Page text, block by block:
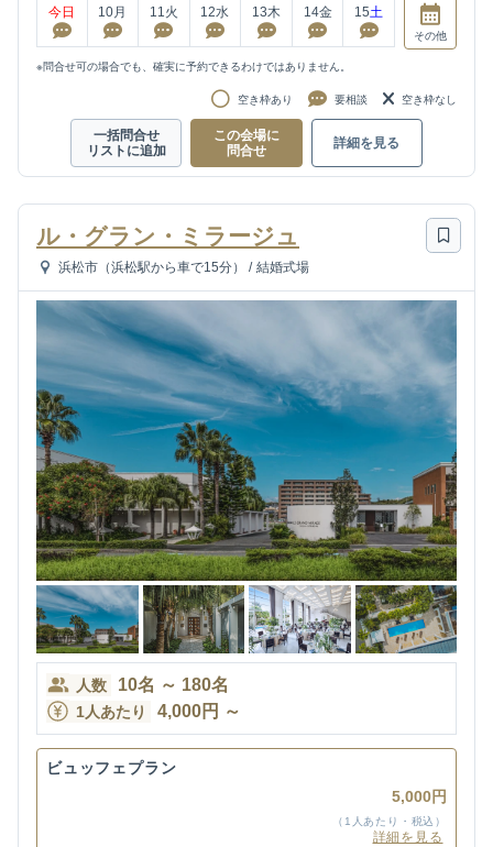
今日 10月 11火 12水 13木 14金 15土
その他
※問合せ可の場合でも、確実に予約できるわけではありません。
空き枠あり 要相談 空き枠なし
一括問合せ
リストに追加
この会場に
問合せ
詳細を見る
ル・グラン・ミラージュ
浜松市（浜松駅から車で15分） / 結婚式場
人数 10名 ～ 180名
1人あたり 4,000円 ～
ビュッフェプラン
5,000円
（1人あたり・税込）
詳細を見る